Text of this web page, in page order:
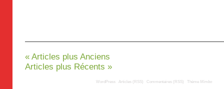
« Articles plus Anciens
Articles plus Récents »
WordPress Articles (RSS) Commentaires (RSS) Thème Mimbo